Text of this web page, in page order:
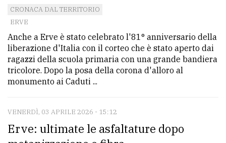
CRONACA DAL TERRITORIO
ERVE
Anche a Erve è stato celebrato l'81° anniversario della
liberazione d'Italia con il corteo che è stato aperto dai
ragazzi della scuola primaria con una grande bandiera
tricolore. Dopo la posa della corona d'alloro al
monumento ai Caduti ...
VENERDÌ, 03 APRILE 2026 - 15:12
Erve: ultimate le asfaltature dopo